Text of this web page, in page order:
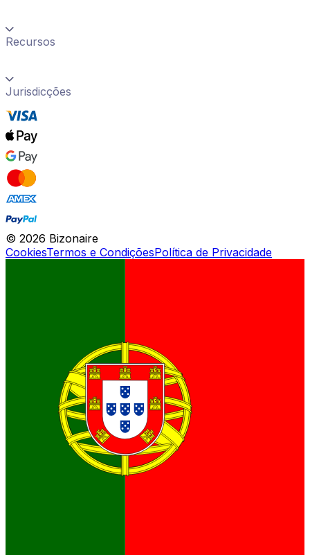
Recursos
Jurisdicções
© 2026 Bizonaire
CookiesTermos e CondiçõesPolítica de Privacidade